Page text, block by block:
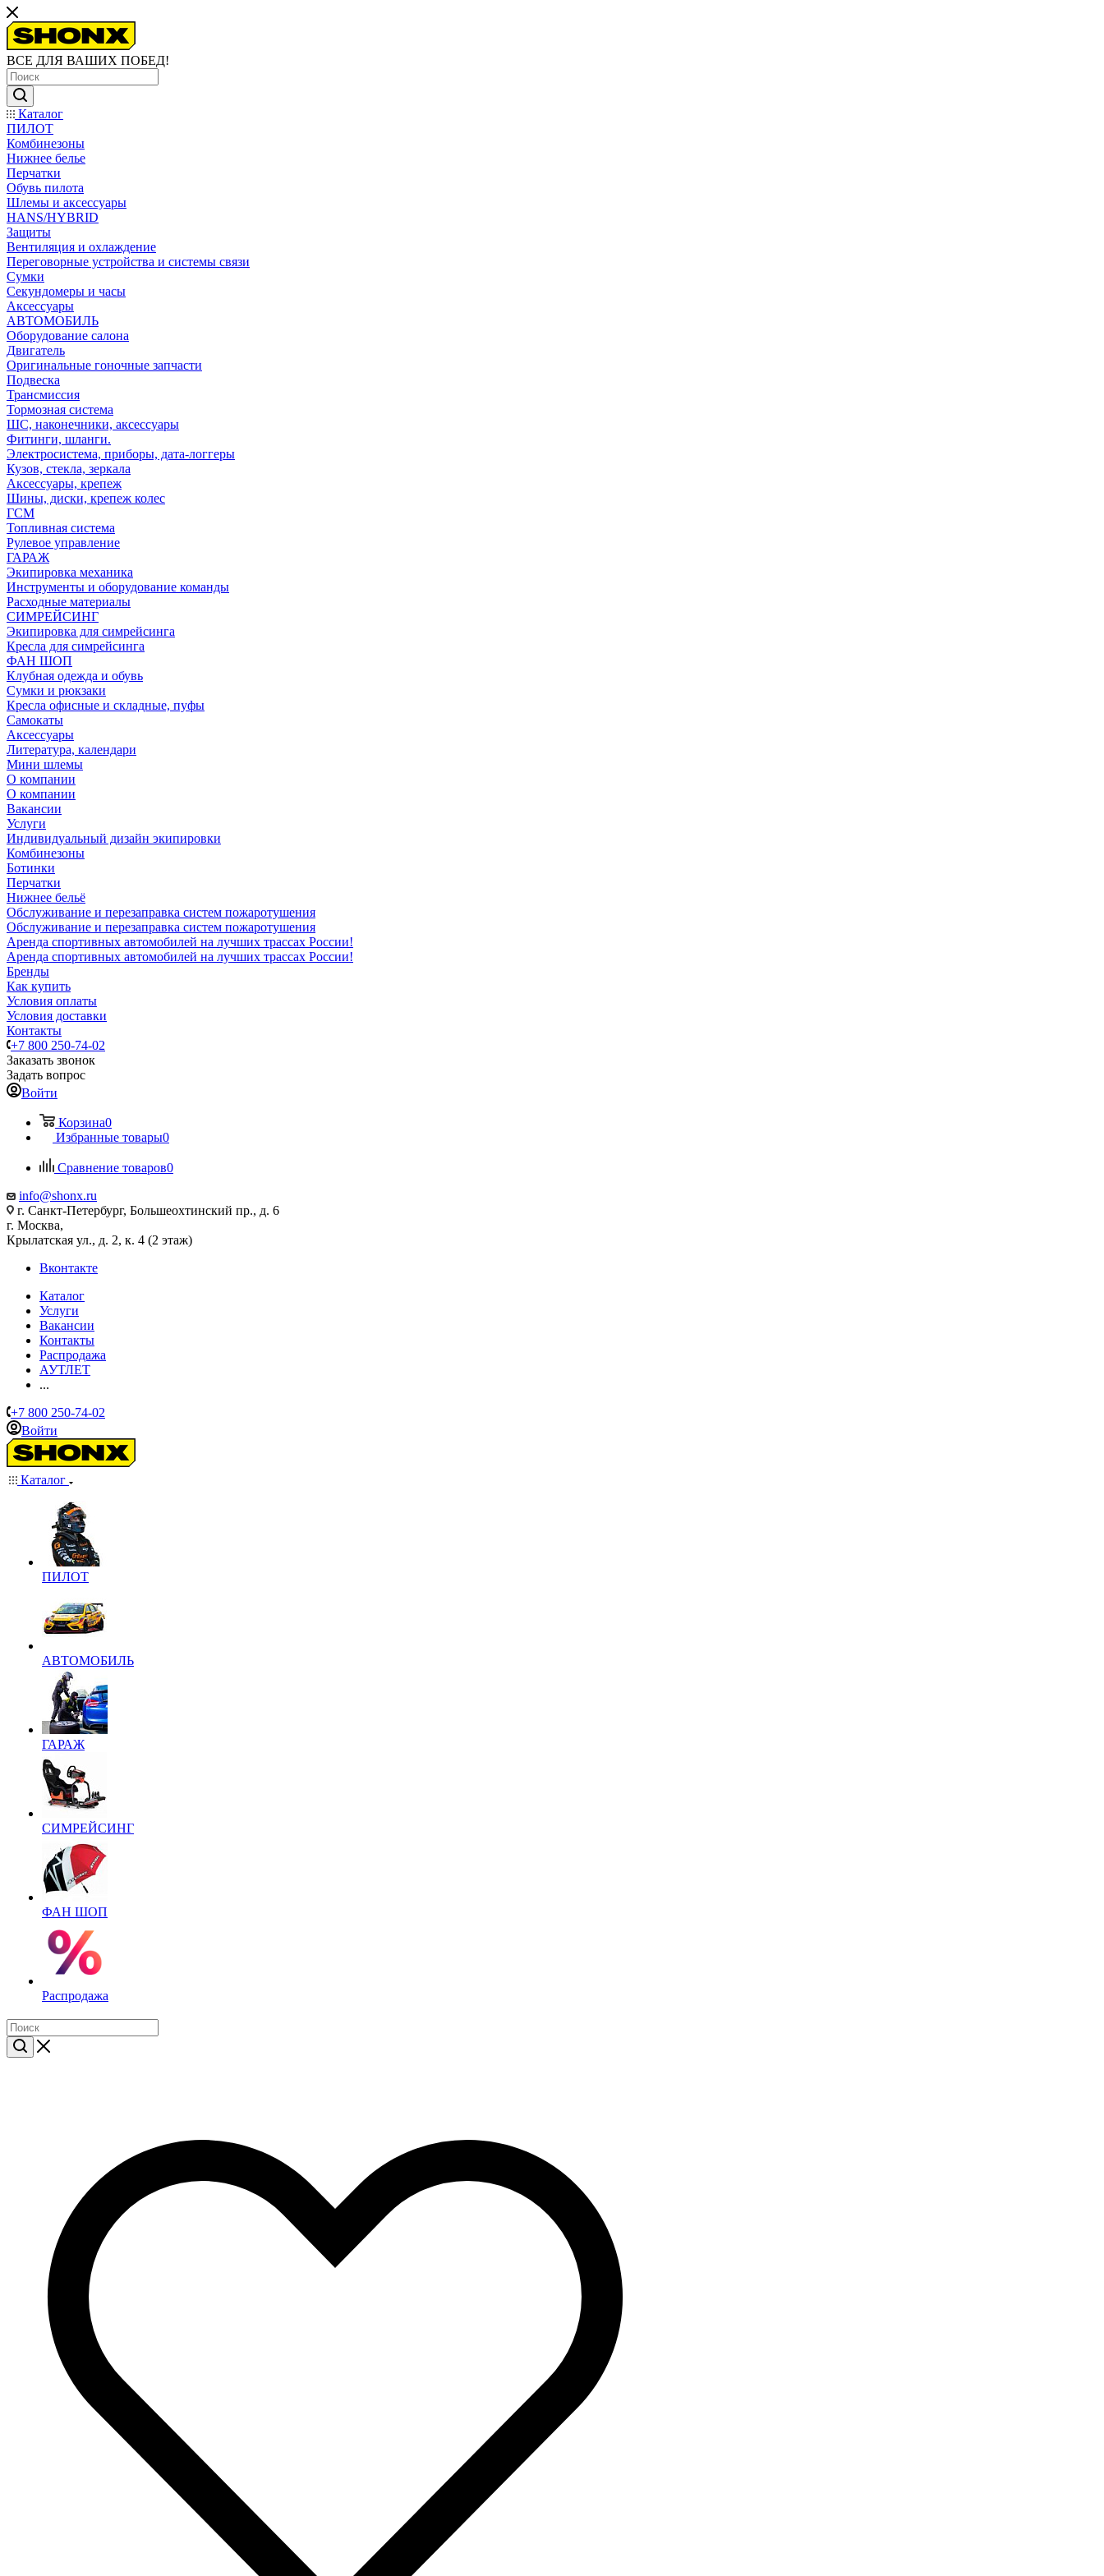
ВСЕ ДЛЯ ВАШИХ ПОБЕД!
Каталог
ПИЛОТ
Комбинезоны
Нижнее белье
Перчатки
Обувь пилота
Шлемы и аксессуары
HANS/HYBRID
Защиты
Вентиляция и охлаждение
Переговорные устройства и системы связи
Сумки
Секундомеры и часы
Аксессуары
АВТОМОБИЛЬ
Оборудование салона
Двигатель
Оригинальные гоночные запчасти
Подвеска
Трансмиссия
Тормозная система
ШС, наконечники, аксессуары
Фитинги, шланги.
Электросистема, приборы, дата-логгеры
Кузов, стекла, зеркала
Аксессуары, крепеж
Шины, диски, крепеж колес
ГСМ
Топливная система
Рулевое управление
ГАРАЖ
Экипировка механика
Инструменты и оборудование команды
Расходные материалы
СИМРЕЙСИНГ
Экипировка для симрейсинга
Кресла для симрейсинга
ФАН ШОП
Клубная одежда и обувь
Сумки и рюкзаки
Кресла офисные и складные, пуфы
Самокаты
Аксессуары
Литература, календари
Мини шлемы
О компании
О компании
Вакансии
Услуги
Индивидуальный дизайн экипировки
Комбинезоны
Ботинки
Перчатки
Нижнее бельё
Обслуживание и перезаправка систем пожаротушения
Обслуживание и перезаправка систем пожаротушения
Аренда спортивных автомобилей на лучших трассах России!
Аренда спортивных автомобилей на лучших трассах России!
Бренды
Как купить
Условия оплаты
Условия доставки
Контакты
+7 800 250-74-02
Заказать звонок
Задать вопрос
Войти
Корзина0
Избранные товары0
Сравнение товаров0
info@shonx.ru
г. Санкт-Петербург, Большеохтинский пр., д. 6
г. Москва,
Крылатская ул., д. 2, к. 4 (2 этаж)
Вконтакте
Каталог
Услуги
Вакансии
Контакты
Распродажа
АУТЛЕТ
...
+7 800 250-74-02
Войти
Каталог
ПИЛОТ
АВТОМОБИЛЬ
ГАРАЖ
СИМРЕЙСИНГ
ФАН ШОП
Распродажа